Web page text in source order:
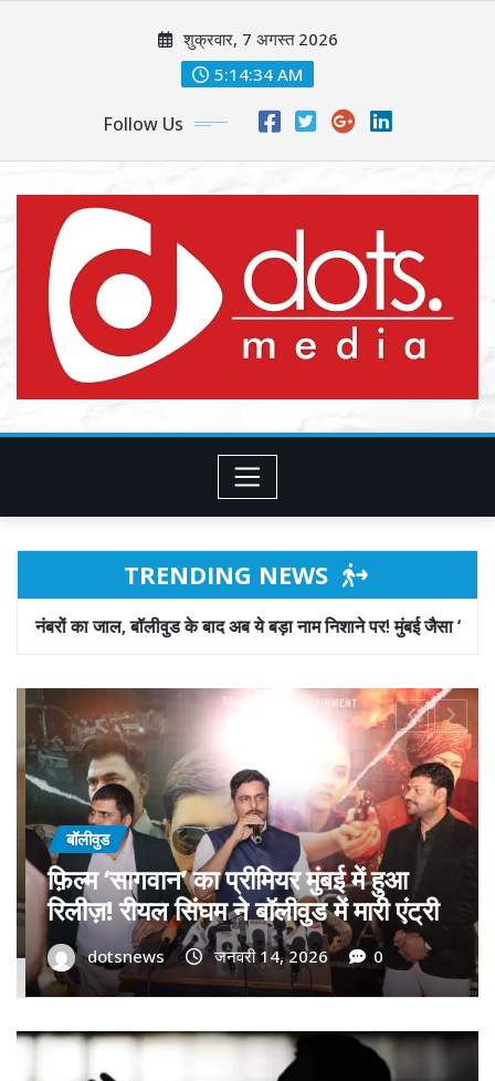
शुक्रवार, 7 अगस्त 2026
5:14:36 AM
Follow Us
TRENDING NEWS
बाद अब ये बड़ा नाम निशाने पर! मुंबई जैसा ‘फिरौती खेल’ अब दिल्ली-पंजाब में?
बॉलीवुड
गोवा मुख्यमंत्री डॉ. प्रमोद सावंत का ‘गोदान’
को बड़ा समर्थन; पोस्टर विमोचन कर मथुरा से
फिल्म गोदान की टीम का बढ़ाया मान!
dotsnews जनवरी 9, 2026 0